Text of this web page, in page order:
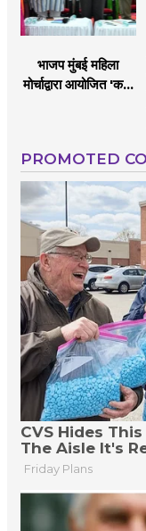
भाजप मुंबई महिला
मोर्चाद्वारा आयोजित 'कमी